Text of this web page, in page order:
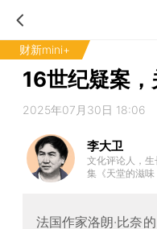
财新mini+
16世纪疑案
2025年07月30日 18:06
李大卫
文化评论人，
集《天堂的滋味
法国作家洛朗·比奈